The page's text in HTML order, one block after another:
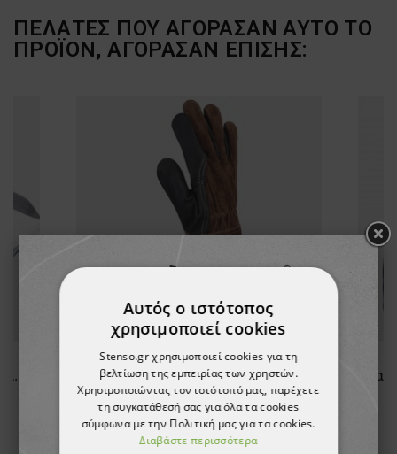
ΠΕΛΆΤΕΣ ΠΟΥ ΑΓΌΡΑΣΑΝ ΑΥΤΌ ΤΟ
ΠΡΟΪΌΝ, ΑΓΌΡΑΣΑΝ ΕΠΊΣΗΣ:
Μάσκα ημι-προσώπου POLYGARD 7500 Γάντια συγκόλλησης SHAD
7,33 €
-10%
6,60 €
Αυτός ο ιστότοπος
χρησιμοποιεί cookies
Stenso.gr χρησιμοποιεί cookies για τη
βελτίωση της εμπειρίας των χρηστών.
Χρησιμοποιώντας τον ιστότοπό μας, παρέχετε
τη συγκατάθεσή σας για όλα τα cookies
σύμφωνα με την Πολιτική μας για τα cookies.
Διαβάστε περισσότερα